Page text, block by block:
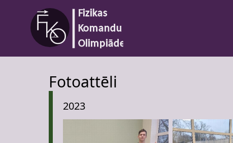
Fotoattēli
2023